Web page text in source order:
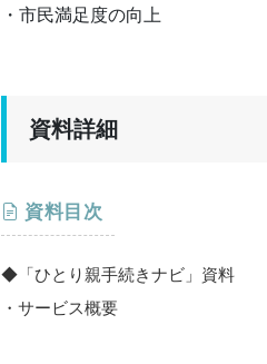
・市民満足度の向上
資料詳細
資料目次
◆「ひとり親手続きナビ」資料
・サービス概要